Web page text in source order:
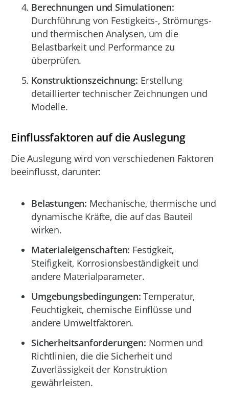
Berechnungen und Simulationen:
Durchführung von Festigkeits-, Strömungs-
und thermischen Analysen, um die
Belastbarkeit und Performance zu
überprüfen.
Konstruktionszeichnung: Erstellung
detaillierter technischer Zeichnungen und
Modelle.
Einflussfaktoren auf die Auslegung
Die Auslegung wird von verschiedenen Faktoren
beeinflusst, darunter:
Belastungen: Mechanische, thermische und
dynamische Kräfte, die auf das Bauteil
wirken.
Materialeigenschaften: Festigkeit,
Steifigkeit, Korrosionsbeständigkeit und
andere Materialparameter.
Umgebungsbedingungen: Temperatur,
Feuchtigkeit, chemische Einflüsse und
andere Umweltfaktoren.
Sicherheitsanforderungen: Normen und
Richtlinien, die die Sicherheit und
Zuverlässigkeit der Konstruktion
gewährleisten.